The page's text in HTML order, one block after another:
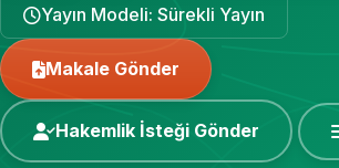
Yayın Modeli: Sürekli Yayın
Makale Gönder
Hakemlik İsteği Gönder